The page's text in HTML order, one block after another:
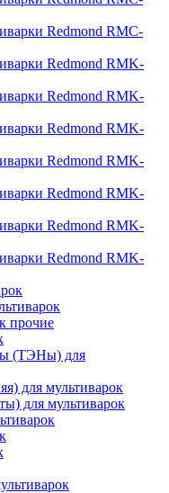
Redmond RMC-
Redmond RMK-
Redmond RMK-
Redmond RMK-
Redmond RMK-
Redmond RMK-
Redmond RMK-
Redmond RMK-
прочие
(ТЭНы) для
для мультиварок
для мультиварок